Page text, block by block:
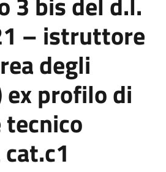
– istruttore
degli
profilo di